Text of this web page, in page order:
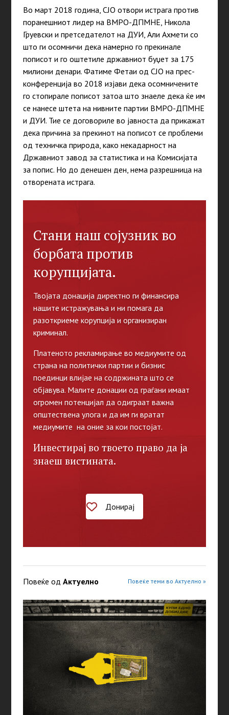
Во март 2018 година, СЈО отвори истрага против
поранешниот лидер на ВМРО-ДПМНЕ, Никола
Груевски и претседателот на ДУИ, Али Ахмети со
што ги осомничи дека намерно го прекинале
пописот и го оштетиле државниот буџет за 175
милиони денари. Фатиме Фетаи од СЈО на прес-
конференција во 2018 изјави дека осомничените
го стопирале пописот затоа што знаеле дека ќе им
се нанесе штета на нивните партии ВМРО-ДПМНЕ
и ДУИ. Тие се договориле во јавноста да прикажат
дека причина за прекинот на пописот се проблеми
од техничка природа, како некадарност на
Државниот завод за статистика и на Комисијата
за попис. Но до денешен ден, нема разрешница на
отворената истрага.
Стани наш сојузник во
борбата против
корупцијата.
Твојата донација директно ги финансира
нашите истражувања и ни помага да
разоткриеме корупција и организиран
криминал.
Платеното рекламирање во медиумите од
страна на политички партии и бизнис
поединци влијае на содржината што се
објавува. Малите донации од граѓани имаат
огромен потенцијал да одиграат важна
општествена улога и да им ги вратат
медиумите на оние за кои постојат.
Инвестирај во твоето право да ја
знаеш вистината.
Донирај
Повеќе од Актуелно Повеќе теми во Актуелно »